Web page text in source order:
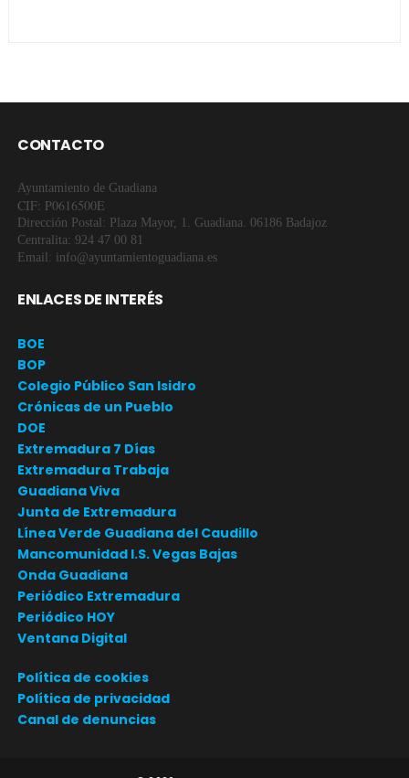
CONTACTO
Ayuntamiento de Guadiana
CIF: P0616500E
Dirección Postal: Plaza Mayor, 1. Guadiana. 06186 Badajoz
Centralita: 924 47 00 81
Email: info@ayuntamientoguadiana.es
ENLACES DE INTERÉS
BOE
BOP
Colegio Público San Isidro
Crónicas de un Pueblo
DOE
Extremadura 7 Días
Extremadura Trabaja
Guadiana Viva
Junta de Extremadura
Línea Verde Guadiana del Caudillo
Mancomunidad I.S. Vegas Bajas
Onda Guadiana
Periódico Extremadura
Periódico HOY
Ventana Digital
Política de cookies
Política de privacidad
Canal de denuncias